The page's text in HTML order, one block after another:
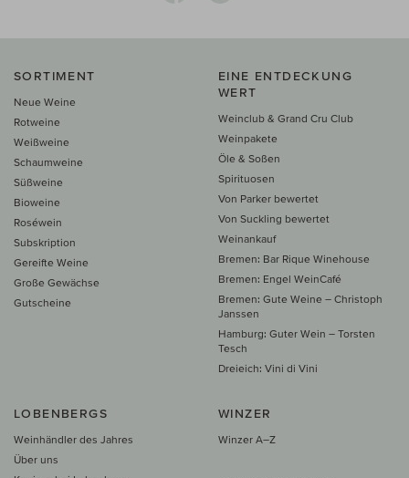
SORTIMENT
Neue Weine
Rotweine
Weißweine
Schaumweine
Süßweine
Bioweine
Roséwein
Subskription
Gereifte Weine
Große Gewächse
Gutscheine
EINE ENTDECKUNG
WERT
Weinclub & Grand Cru Club
Weinpakete
Öle & Soßen
Spirituosen
Von Parker bewertet
Von Suckling bewertet
Weinankauf
Bremen: Bar Rique Winehouse
Bremen: Engel WeinCafé
Bremen: Gute Weine – Christoph
Janssen
Hamburg: Guter Wein – Torsten
Tesch
Dreieich: Vini di Vini
LOBENBERGS
Weinhändler des Jahres
Über uns
WINZER
Winzer A–Z